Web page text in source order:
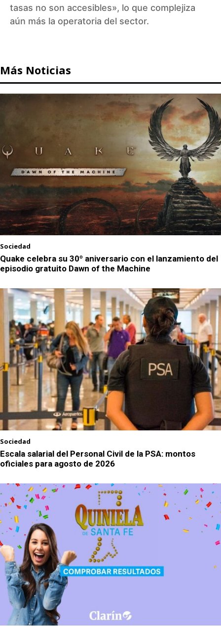
tasas no son accesibles», lo que complejiza
aún más la operatoria del sector.
Más Noticias
Sociedad
Quake celebra su 30º aniversario con el lanzamiento del
episodio gratuito Dawn of the Machine
Sociedad
Escala salarial del Personal Civil de la PSA: montos
oficiales para agosto de 2026